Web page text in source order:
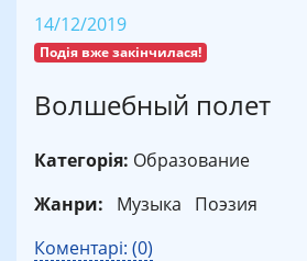
14/12/2019
Подія вже закінчилася!
Волшебный полет
Категорія: Образование
Жанри:
Музыка
Поэзия
Коментарі: (0)